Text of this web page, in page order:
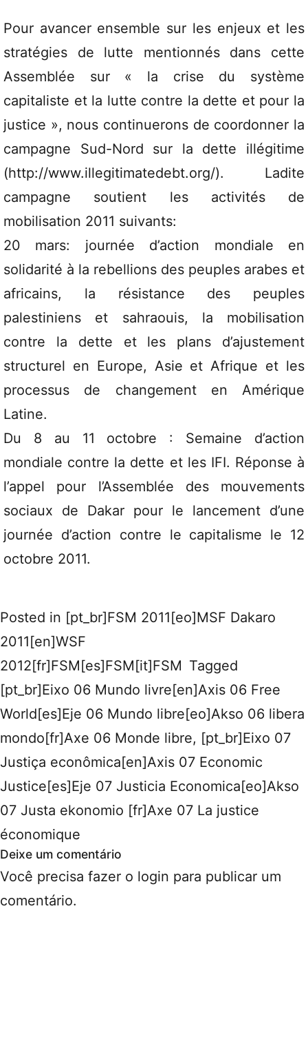
Pour avancer ensemble sur les enjeux et les
stratégies de lutte mentionnés dans cette
Assemblée sur « la crise du système
capitaliste et la lutte contre la dette et pour la
justice », nous continuerons de coordonner la
campagne Sud-Nord sur la dette illégitime
(http://www.illegitimatedebt.org/). Ladite
campagne soutient les activités de
mobilisation 2011 suivants:
20 mars: journée d’action mondiale en
solidarité à la rebellions des peuples arabes et
africains, la résistance des peuples
palestiniens et sahraouis, la mobilisation
contre la dette et les plans d’ajustement
structurel en Europe, Asie et Afrique et les
processus de changement en Amérique
Latine.
Du 8 au 11 octobre : Semaine d’action
mondiale contre la dette et les IFI. Réponse à
l’appel pour l’Assemblée des mouvements
sociaux de Dakar pour le lancement d’une
journée d’action contre le capitalisme le 12
octobre 2011.
Posted in [pt_br]FSM 2011[eo]MSF Dakaro
2011[en]WSF
2012[fr]FSM[es]FSM[it]FSM Tagged
[pt_br]Eixo 06 Mundo livre[en]Axis 06 Free
World[es]Eje 06 Mundo libre[eo]Akso 06 libera
mondo[fr]Axe 06 Monde libre, [pt_br]Eixo 07
Justiça econômica[en]Axis 07 Economic
Justice[es]Eje 07 Justicia Economica[eo]Akso
07 Justa ekonomio [fr]Axe 07 La justice
économique
Deixe um comentário
Você precisa fazer o login para publicar um
comentário.